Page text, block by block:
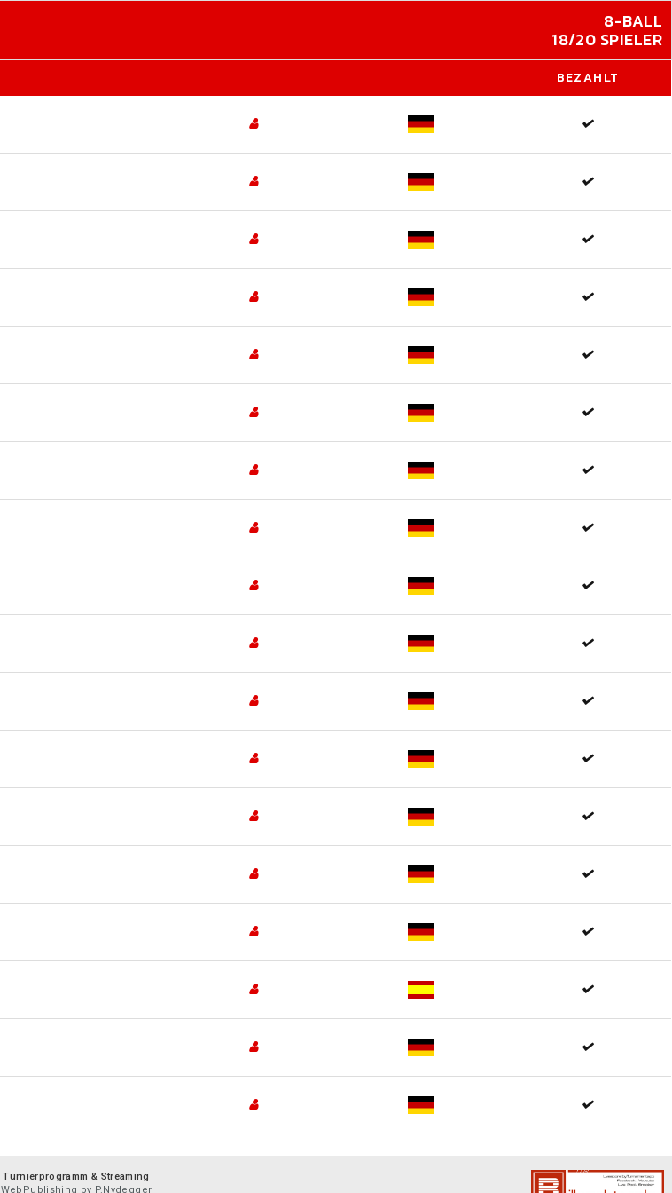
8-BALL
18/20 SPIELER
BEZAHLT
Turnierprogramm & Streaming
WebPublishing by P.Nydegger